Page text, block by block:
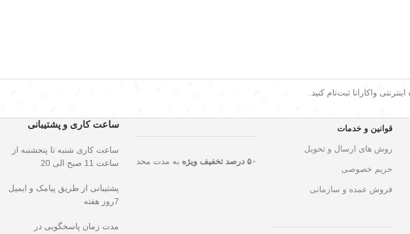
واکارانا ثبت‌نام کنید.
قوانین و خدمات
روش های ارسال و تحویل
حریم خصوصی
فروش عمده و سازمانی
۵۰ درصد تخفیف ویژه به مدت محدود روی تمامی روی تمامی محصولات. این فرصت استثنایی را از دست ندهید!
ساعت کاری و پشتیبانی
ساعت کاری شنبه تا پنجشنبه از
ساعت 11 صبح الی 20
پشتیبانی از طریق پیامک و ایمیل
7روز هفته
مدت زمان پاسخگویی در